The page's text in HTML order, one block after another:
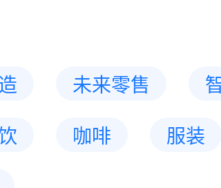
未来零售
咖啡
服装